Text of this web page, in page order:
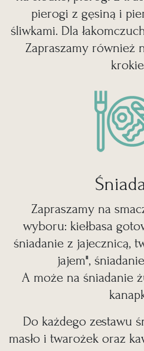
pierogi z gęsiną i
śliwkami. Dla
Zapraszamy również
Zapraszamy na
wyboru: kiełbasa
śniadanie z jajecznicą,
jajem",
A może na śniadanie
Do każdego zestawu
masło i twarożek oraz